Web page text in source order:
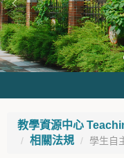
教學資源中心
相關法規
學生自